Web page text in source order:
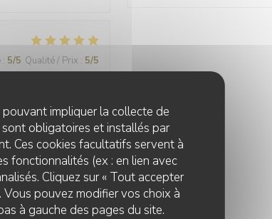
impliquer la collecte de
sont obligatoires et installés par
Ces cookies facultatifs servent à
fonctionnalités (ex : en lien avec
Cliquez sur « Tout accepter
Vous pouvez modifier vos choix à
à gauche des pages du site.
: 5/5 Qualité / Prix : 5/5
: 5/5 Qualité / Prix: 5 /5